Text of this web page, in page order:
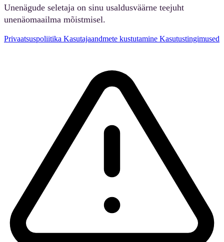
Unenägude seletaja on sinu usaldusväärne teejuht
unenäomaailma mõistmisel.
Privaatsuspoliitika Kasutajaandmete kustutamine Kasutustingimused